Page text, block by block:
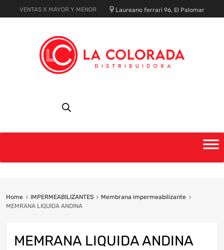
VENTAS X MAYOR Y MENOR Laureano ferrari 96, El Palomar
content
Home IMPERMEABILIZANTES
Membrana impermeabilizante
MEMRANA LIQUIDA ANDINA
MEMRANA LIQUIDA ANDINA